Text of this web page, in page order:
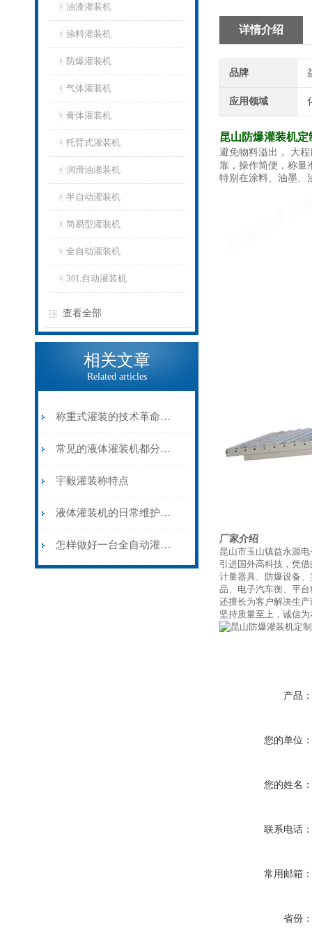
油漆灌装机
涂料灌装机
防爆灌装机
气体灌装机
膏体灌装机
托臂式灌装机
润滑油灌装机
半自动灌装机
简易型灌装机
全自动灌装机
30L自动灌装机
查看全部
相关文章
Related articles
称重式灌装的技术革命——灌装称在大容量物料计量中的精准应用
常见的液体灌装机都分为哪几类？
宇毅灌装称特点
液体灌装机的日常维护和保养
怎样做好一台全自动灌装机？
详情介绍
品牌
应用领域
昆山防爆灌装机定
避免物料溢出， 大
靠，操作简便，称量
特别在涂料、油墨、
厂家介绍
昆山市玉山镇益永源
引进国外高科技，凭
计量器具、防爆设备
品、电子汽车衡、平
还擅长为客户解决生
坚持质量至上，诚信
产品：
您的单位：
您的姓名：
联系电话：
常用邮箱：
省份：